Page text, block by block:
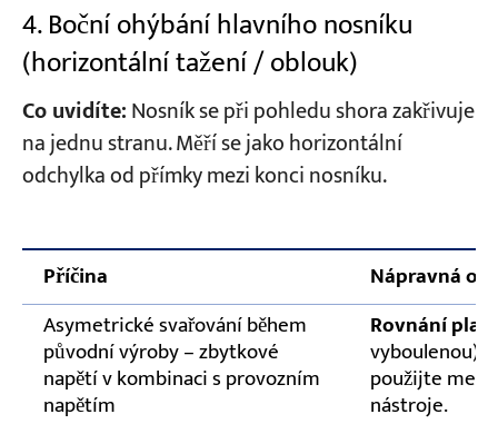
4. Boční ohýbání hlavního nosníku
(horizontální tažení / oblouk)
Co uvidíte:Nosník se při pohledu shora zakřivuje
na jednu stranu. Měří se jako horizontální
odchylka od přímky mezi konci nosníku.
Příčina
Nápravná
Asymetrické svařování během
původní výroby – zbytkové
napětí v kombinaci s provozním
napětím
Rovnání
vyboulenou)
použijte
nástroje.